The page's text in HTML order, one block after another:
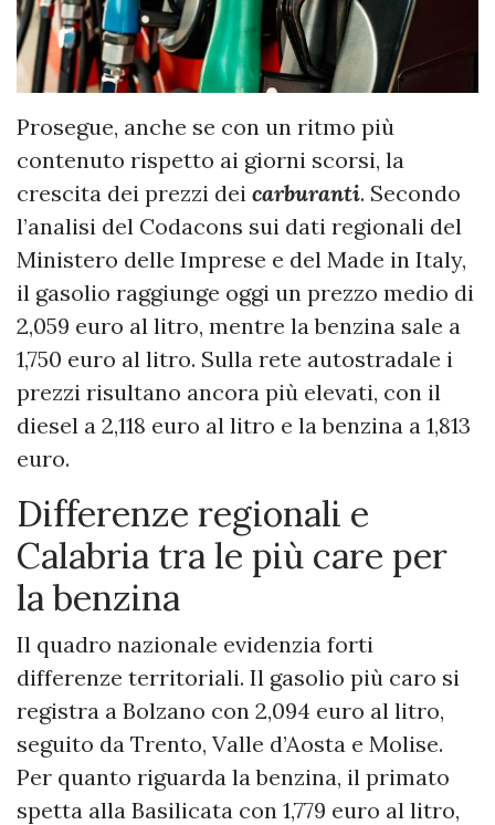
Prosegue, anche se con un ritmo più
contenuto rispetto ai giorni scorsi, la
crescita dei prezzi dei carburanti. Secondo
l’analisi del Codacons sui dati regionali del
Ministero delle Imprese e del Made in Italy,
il gasolio raggiunge oggi un prezzo medio di
2,059 euro al litro, mentre la benzina sale a
1,750 euro al litro. Sulla rete autostradale i
prezzi risultano ancora più elevati, con il
diesel a 2,118 euro al litro e la benzina a 1,813
euro.
Differenze regionali e
Calabria tra le più care per
la benzina
Il quadro nazionale evidenzia forti
differenze territoriali. Il gasolio più caro si
registra a Bolzano con 2,094 euro al litro,
seguito da Trento, Valle d’Aosta e Molise.
Per quanto riguarda la benzina, il primato
spetta alla Basilicata con 1,779 euro al litro,